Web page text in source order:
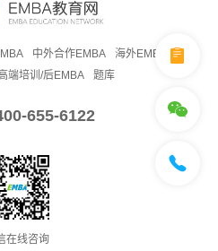
中外合作EMBA
海外EMBA
端培训/后EMBA 题库
655-6122
在线咨询